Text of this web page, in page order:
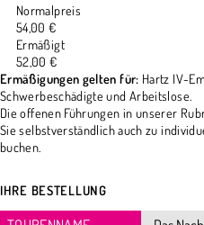
Normalpreis
54,00 €
Ermäßigt
52,00 €
Ermäßigungen gelten für: Hartz IV-
Schwerbeschädigte und Arbeitslose.
Die offenen Führungen in unserer
Sie selbstverständlich auch zu
buchen.
IHRE BESTELLUNG